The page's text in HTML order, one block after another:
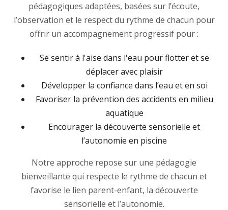
pédagogiques adaptées, basées sur l’écoute,
l’observation et le respect du rythme de chacun pour
offrir un accompagnement progressif pour :
Se sentir à l'aise dans l'eau pour flotter et se
déplacer avec plaisir
Développer la confiance dans l’eau et en soi
Favoriser la prévention des accidents en milieu
aquatique
Encourager la découverte sensorielle et
l’autonomie en piscine
Notre approche repose sur une pédagogie
bienveillante qui respecte le rythme de chacun et
favorise le lien parent-enfant, la découverte
sensorielle et l’autonomie.